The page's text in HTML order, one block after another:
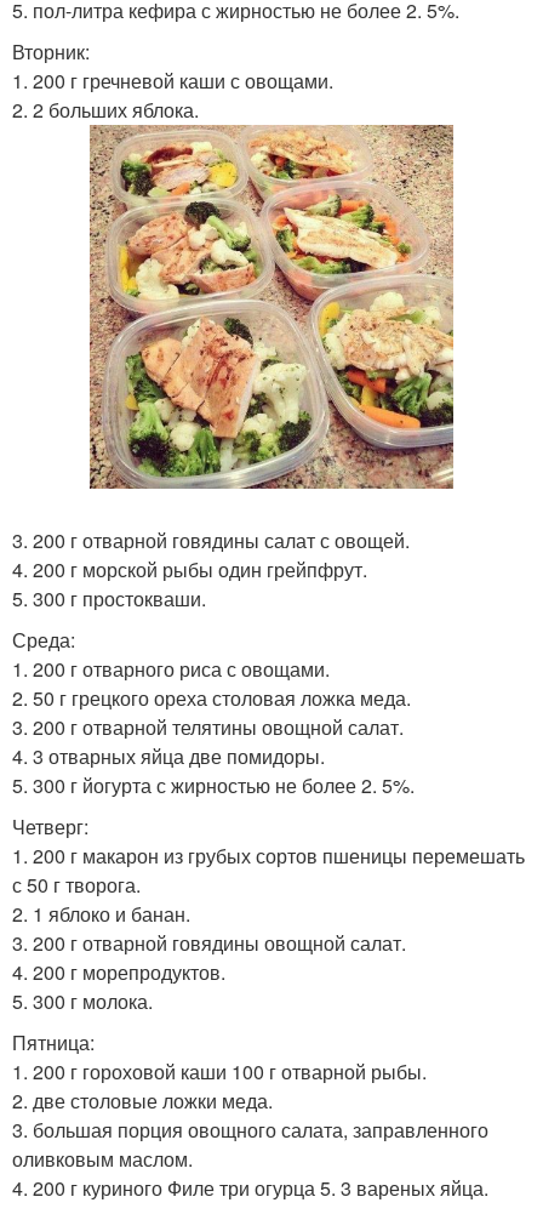
5. пол-литра кефира с жирностью не более 2. 5%.
Вторник:
1. 200 г гречневой каши с овощами.
2. 2 больших яблока.
3. 200 г отварной говядины салат с овощей.
4. 200 г морской рыбы один грейпфрут.
5. 300 г простокваши.
Среда:
1. 200 г отварного риса с овощами.
2. 50 г грецкого ореха столовая ложка меда.
3. 200 г отварной телятины овощной салат.
4. 3 отварных яйца две помидоры.
5. 300 г йогурта с жирностью не более 2. 5%.
Четверг:
1. 200 г макарон из грубых сортов пшеницы перемешать
с 50 г творога.
2. 1 яблоко и банан.
3. 200 г отварной говядины овощной салат.
4. 200 г морепродуктов.
5. 300 г молока.
Пятница:
1. 200 г гороховой каши 100 г отварной рыбы.
2. две столовые ложки меда.
3. большая порция овощного салата, заправленного
оливковым маслом.
4. 200 г куриного Филе три огурца 5. 3 вареных яйца.